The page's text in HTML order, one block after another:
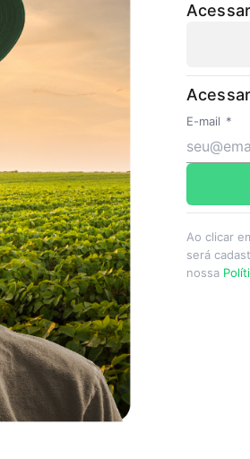
E-mail *
Ao clicar
será
nossa